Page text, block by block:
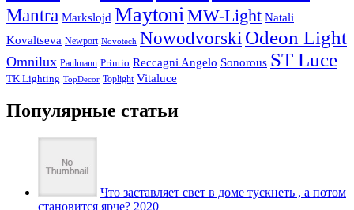
Mantra Markslojd Maytoni MW-Light Natali
Kovaltseva Newport Novotech Nowodvorski Odeon Light
Omnilux Paulmann Printio Reccagni Angelo Sonorous ST Luce
TK Lighting TopDecor Toplight Vitaluce
Популярные статьи
Что заставляет свет в доме тускнеть , а потом
становится ярче? 2020